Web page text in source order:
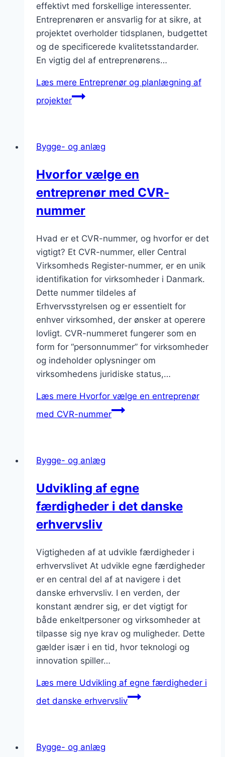
effektivt med forskellige interessenter.
Entreprenøren er ansvarlig for at sikre, at
projektet overholder tidsplanen, budgettet
og de specificerede kvalitetsstandarder.
En vigtig del af entreprenørens…
Læs mere Entreprenør og planlægning af
projekter
Bygge- og anlæg
Hvorfor vælge en
entreprenør med CVR-
nummer
Hvad er et CVR-nummer, og hvorfor er det
vigtigt? Et CVR-nummer, eller Central
Virksomheds Register-nummer, er en unik
identifikation for virksomheder i Danmark.
Dette nummer tildeles af
Erhvervsstyrelsen og er essentielt for
enhver virksomhed, der ønsker at operere
lovligt. CVR-nummeret fungerer som en
form for “personnummer” for virksomheder
og indeholder oplysninger om
virksomhedens juridiske status,…
Læs mere Hvorfor vælge en entreprenør
med CVR-nummer
Bygge- og anlæg
Udvikling af egne
færdigheder i det danske
erhvervsliv
Vigtigheden af at udvikle færdigheder i
erhvervslivet At udvikle egne færdigheder
er en central del af at navigere i det
danske erhvervsliv. I en verden, der
konstant ændrer sig, er det vigtigt for
både enkeltpersoner og virksomheder at
tilpasse sig nye krav og muligheder. Dette
gælder især i en tid, hvor teknologi og
innovation spiller…
Læs mere Udvikling af egne færdigheder i
det danske erhvervsliv
Bygge- og anlæg